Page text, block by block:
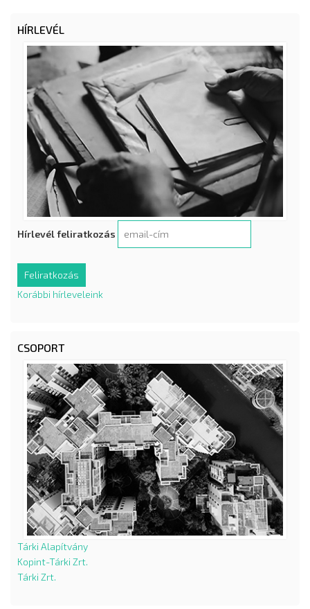
HÍRLEVÉL
Hírlevél feliratkozás
Korábbi hírleveleink
CSOPORT
Tárki Alapítvány
Kopint-Tárki Zrt.
Tárki Zrt.